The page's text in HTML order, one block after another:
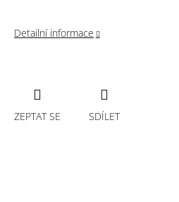
Detailní informace
ZEPTAT SE SDÍLET